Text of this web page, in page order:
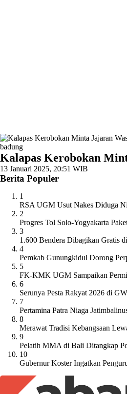
badung
Kalapas Kerobokan
13 Januari 2025, 20:51 WIB
Berita Populer
1
RSA UGM Usut Nakes Diduga
2
Progres Tol Solo-Yogyakarta
3
1.600 Bendera Dibagikan Gratis
4
Pemkab Gunungkidul Dorong
5
FK-KMK UGM Sampaikan
6
Serunya Pesta Rakyat 2026 di
7
Pertamina Patra Niaga
8
Merawat Tradisi Kebangsaan
9
Pelatih MMA di Bali Ditangkap
10
Gubernur Koster Ingatkan